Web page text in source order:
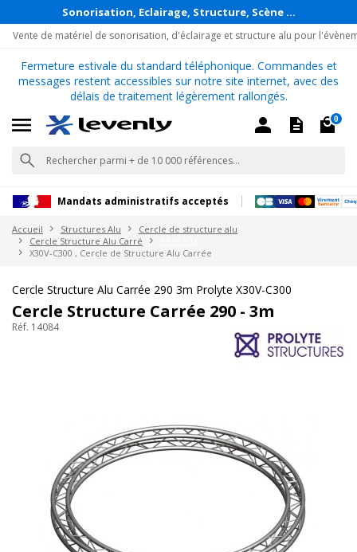
Sonorisation, Eclairage, Structure, Scène ...
Vente de matériel de sonorisation, d'éclairage et structure alu pour
Fermeture estivale du standard téléphonique. Commandes et
messages restent accessibles sur notre site internet, avec des
délais de traitement légèrement rallongés.
0
Mandats administratifs acceptés
Accueil Structures Alu
Cercle de structure alu
Cercle Structure Alu Carré
X30V-C300 , Cercle de Structure Alu Carrée
Cercle Structure Alu Carrée 290 3m Prolyte X30V-C300
Cercle Structure Carrée 290 - 3m
Réf. 14084